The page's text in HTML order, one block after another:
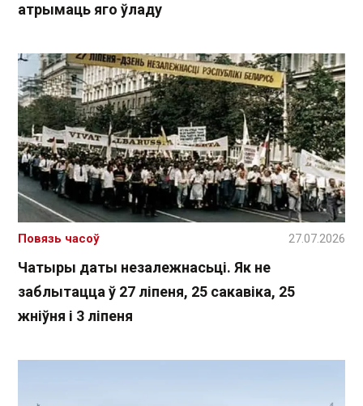
атрымаць яго ўладу
Чатыры даты незалежнасьці. Як не
заблытацца ў 27 ліпеня, 25 сакавіка, 25
жніўня і 3 ліпеня
Повязь часоў 27.07.2026